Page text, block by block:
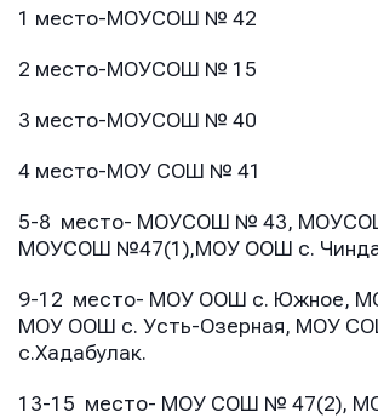
1 место-МОУСОШ № 42
2 место-МОУСОШ № 15
3 место-МОУСОШ № 40
4 место-МОУ СОШ № 41
5-8 место- МОУСОШ № 43,
МОУСОШ №47(1),МОУ ООШ с.
9-12 место- МОУ ООШ с. Южное,
МОУ ООШ с. Усть-Озерная, МОУ
с.Хадабулак.
13-15 место- МОУ СОШ № 47(2),